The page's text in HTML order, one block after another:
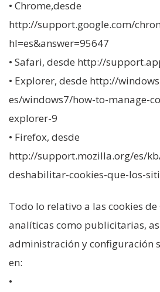
• Chrome,desde
http://support.google.com/
hl=es&answer=95647
• Safari, desde http://
• Explorer, desde http://
es/windows7/how-to-manage-
explorer-9
• Firefox, desde
http://support.mozilla.org/es/
deshabilitar-cookies-que-los-
Todo lo relativo a las cookies
analíticas como publicitarias,
administración y configuración
en:
•